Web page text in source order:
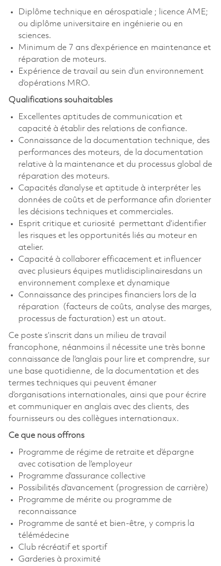
Diplôme technique en aérospatiale ; licence AME;
ou diplôme universitaire en ingénierie ou en
sciences.
Minimum de 7 ans d’expérience en maintenance et
réparation de moteurs.
Expérience de travail au sein d’un environnement
d’opérations MRO.
Qualifications souhaitables
Excellentes aptitudes de communication et
capacité à établir des relations de confiance.
Connaissance de la documentation technique, des
performances des moteurs, de la documentation
relative à la maintenance et du processus global de
réparation des moteurs.
Capacités d’analyse et aptitude à interpréter les
données de coûts et de performance afin d’orienter
les décisions techniques et commerciales.
Esprit critique et curiosité permettant d’identifier
les risques et les opportunités liés au moteur en
atelier.
Capacité à collaborer efficacement et influencer
avec plusieurs équipes mutlidisciplinairesdans un
environnement complexe et dynamique
Connaissance des principes financiers lors de la
réparation (facteurs de coûts, analyse des marges,
processus de facturation) est un atout.
Ce poste s’inscrit dans un milieu de travail
francophone, néanmoins il nécessite une très bonne
connaissance de l’anglais pour lire et comprendre, sur
une base quotidienne, de la documentation et des
termes techniques qui peuvent émaner
d’organisations internationales, ainsi que pour écrire
et communiquer en anglais avec des clients, des
fournisseurs ou des collègues internationaux.
Ce que nous offrons
Programme de régime de retraite et d’épargne
avec cotisation de l’employeur
Programme d’assurance collective
Possibilités d’avancement (progression de carrière)
Programme de mérite ou programme de
reconnaissance
Programme de santé et bien-être, y compris la
télémédecine
Club récréatif et sportif
Garderies à proximité